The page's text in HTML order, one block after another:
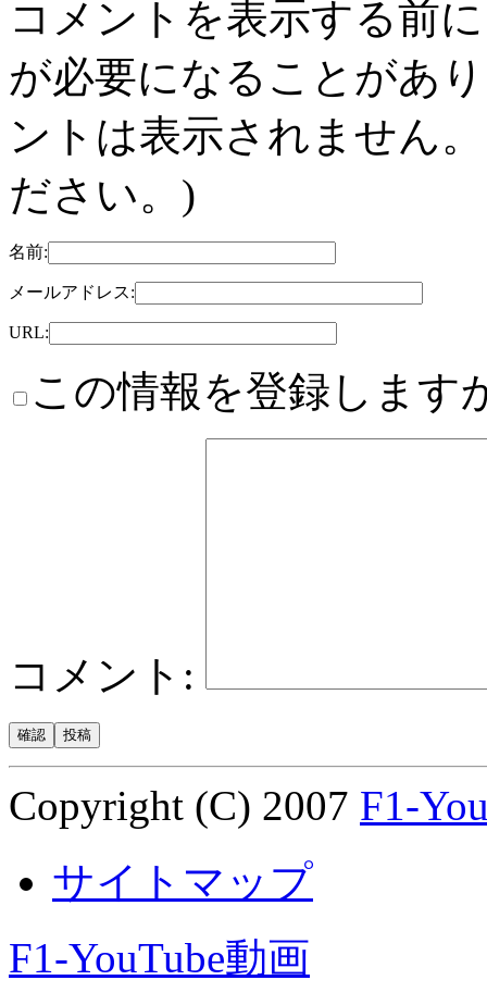
コメントを表示する前
が必要になることがあ
ントは表示されません
ださい。)
名前:
メールアドレス:
URL:
この情報を登録します
コメント:
Copyright (C) 2007 F1-
サイトマップ
F1-YouTube動画